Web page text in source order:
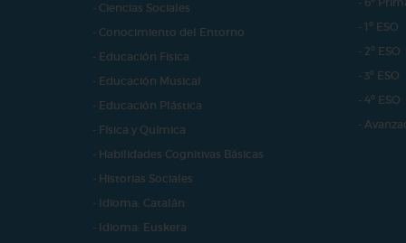
- Ciencias Sociales
- Conocimiento del Entorno
- Educación Física
- Educación Musical
- Educación Plástica
- Física y Química
- Habilidades Cognitivas Básicas
- Historias Sociales
- Idioma: Catalán
- Idioma: Euskera
- 1º ESO
- 2º ESO
- 3º ESO
- 4º ESO
-